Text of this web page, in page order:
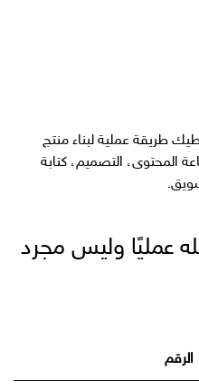
طريقة عملية لبناء منتج
المحتوى، التصميم، كتابة
عمليًا وليس مجرد
الرقم